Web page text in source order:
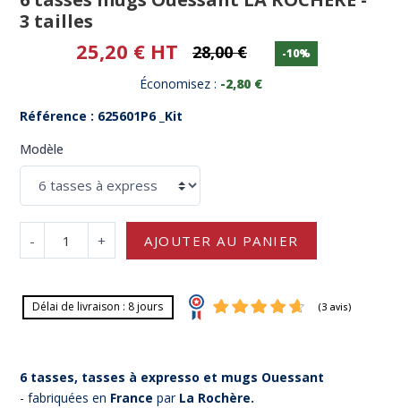
3 tailles
25,20 € HT 28,00 € -10%
Économisez : -2,80 €
Référence : 625601P6 _Kit
Modèle
- + AJOUTER AU PANIER
Délai de livraison : 8 jours
6 tasses, tasses à expresso et mugs Ouessant
- fabriquées en France par La Rochère.